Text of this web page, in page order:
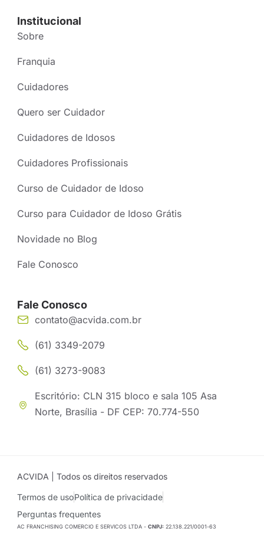
Institucional
Sobre
Franquia
Cuidadores
Quero ser Cuidador
Cuidadores de Idosos
Cuidadores Profissionais
Curso de Cuidador de Idoso
Curso para Cuidador de Idoso Grátis
Novidade no Blog
Fale Conosco
Fale Conosco
contato@acvida.com.br
(61) 3349-2079
(61) 3273-9083
Escritório: CLN 315 bloco e sala 105 Asa
Norte, Brasília - DF CEP: 70.774-550
ACVIDA | Todos os direitos reservados
Termos de usoPolítica de privacidade
Perguntas frequentes
AC FRANCHISING COMERCIO E SERVICOS LTDA - CNPJ: 22.138.221/0001-63